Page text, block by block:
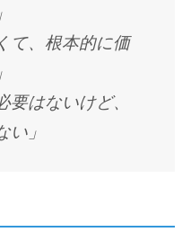
て、根本的に価
要はないけど、
い」